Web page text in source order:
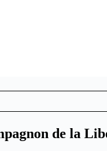
de la